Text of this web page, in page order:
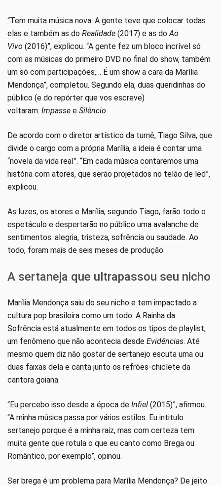
“Tem muita música nova. A gente teve que colocar todas
elas e também as do Realidade (2017) e as do Ao
Vivo (2016)”, explicou. “A gente fez um bloco incrível só
com as músicas do primeiro DVD no final do show, também
um só com participações,… É um show a cara da Marília
Mendonça”, completou. Segundo ela, duas queridinhas do
público (e do repórter que vos escreve)
voltaram: Impasse e Silêncio.
De acordo com o diretor artístico da turnê, Tiago Silva, que
divide o cargo com a própria Marília, a ideia é contar uma
“novela da vida real”. “Em cada música contaremos uma
história com atores, que serão projetados no telão de led”,
explicou.
As luzes, os atores e Marília, segundo Tiago, farão todo o
espetáculo e despertarão no público uma avalanche de
sentimentos: alegria, tristeza, sofrência ou saudade. Ao
todo, foram mais de seis meses de produção.
A sertaneja que ultrapassou seu nicho
Marília Mendonça saiu do seu nicho e tem impactado a
cultura pop brasileira como um todo. A Rainha da
Sofrência está atualmente em todos os tipos de playlist,
um fenômeno que não acontecia desde Evidências. Até
mesmo quem diz não gostar de sertanejo escuta uma ou
duas faixas dela e canta junto os refrões-chiclete da
cantora goiana.
“Eu percebo isso desde a época de Infiel (2015)”, afirmou.
“A minha música passa por vários estilos. Eu intitulo
sertanejo porque é a minha raiz, mas com certeza tem
muita gente que rotula o que eu canto como Brega ou
Romântico, por exemplo”, opinou.
Ser brega é um problema para Marília Mendonça? De jeito